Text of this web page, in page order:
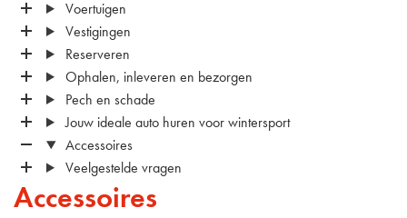
Voertuigen
Vestigingen
Reserveren
Ophalen, inleveren en bezorgen
Pech en schade
Jouw ideale auto huren voor wintersport
Accessoires
Veelgestelde vragen
Accessoires